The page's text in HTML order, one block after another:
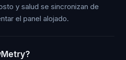
y salud se sincronizan de
el panel alojado.